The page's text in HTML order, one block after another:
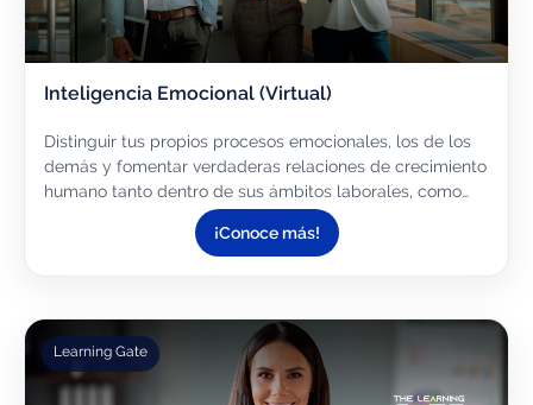
Inteligencia Emocional (Virtual)
Distinguir tus propios procesos emocionales, los de los
demás y fomentar verdaderas relaciones de crecimiento
humano tanto dentro de sus ámbitos laborales, como
¡Conoce más!
Learning Gate